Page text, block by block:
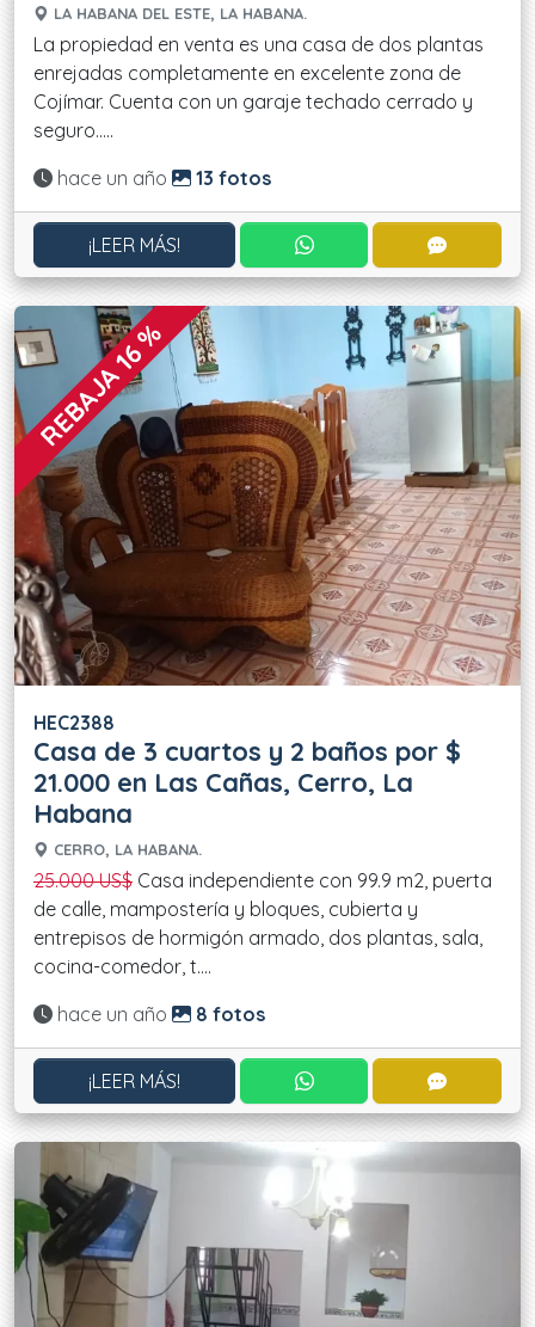
LA HABANA DEL ESTE, LA HABANA.
La propiedad en venta es una casa de dos plantas
enrejadas completamente en excelente zona de
Cojímar. Cuenta con un garaje techado cerrado y
seguro.....
Actualizado:
hace un año 13 fotos
¡LEER MÁS! CONTACTAR POR
REBAJA 16 %
HEC2388
Casa de 3 cuartos y 2 baños por $
21.000 en Las Cañas, Cerro, La
Habana
CERRO, LA HABANA.
25.000 US$ Casa independiente con 99.9 m2, puerta
de calle, mampostería y bloques, cubierta y
entrepisos de hormigón armado, dos plantas, sala,
cocina-comedor, t....
Actualizado:
hace un año 8 fotos
¡LEER MÁS! CONTACTAR POR